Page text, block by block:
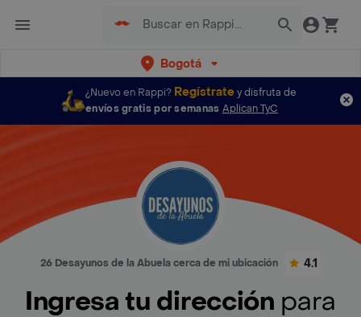
Bogotá
¿Nuevo en Rappi? Regístratey disfruta de
envíos gratis por semanas Aplican TyC
26 Desayunos de la Abuela cerca de mi ubicación 4.1
Ingresa tu dirección para